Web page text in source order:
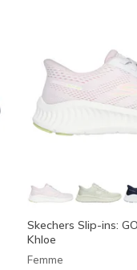
Skechers Slip-ins:
Khloe
Femme